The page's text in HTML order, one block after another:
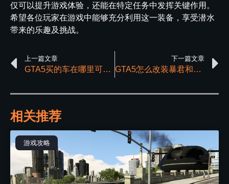
仅可以提升游戏体验，还能在特定任务中发挥关键作用。
希望各位玩家在游戏中能够充分利用这一装备，享受潜水
带来的乐趣及挑战。
上一篇文章
GTA5买的车在哪里可以获取
下一篇文章
GTA5怎么改装暴君和暴君MK2
相关推荐
游戏攻略